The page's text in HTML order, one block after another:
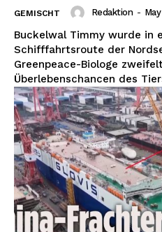
GEMISCHT Redaktion -
Buckelwal Timmy wurde in
Schifffahrtsroute der
Greenpeace-Biologe
Überlebenschancen des